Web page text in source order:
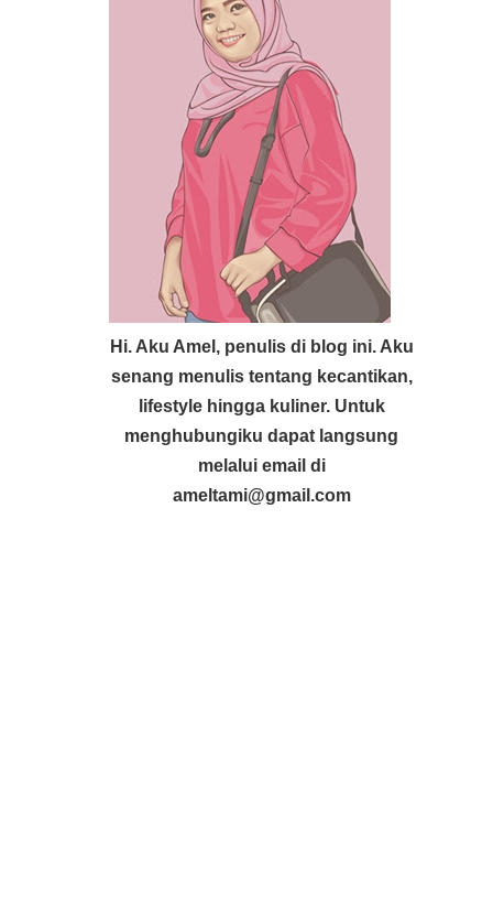
Hi. Aku Amel, penulis di blog ini. Aku
senang menulis tentang kecantikan,
lifestyle hingga kuliner. Untuk
menghubungiku dapat langsung
melalui email di
ameltami@gmail.com